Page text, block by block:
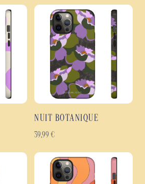
NUIT BOTANIQUE
39,99 €